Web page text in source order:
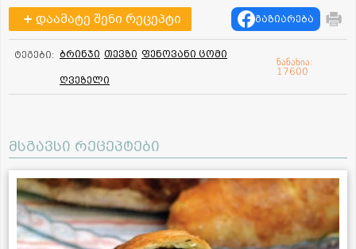
დაამატე შენი რეცეპტი გაზიარება
ტეგები: ბრინჯი თევზი ფენოვანი ცომი
ღვეზელი
ნანახია:
17600
მსგავსი რეცეპტები